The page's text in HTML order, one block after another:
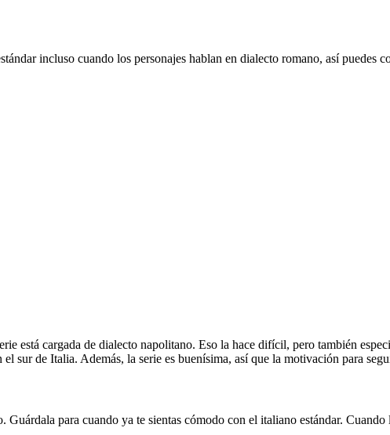
incluso cuando los personajes hablan en dialecto romano, así puedes
está cargada de dialecto napolitano. Eso la hace difícil, pero también
sur de Italia. Además, la serie es buenísima, así que la motivación para
para cuando ya te sientas cómodo con el italiano estándar.